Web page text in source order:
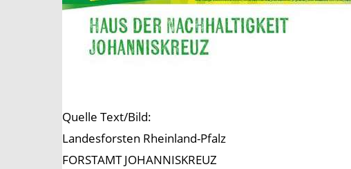
Quelle Text/Bild:
Landesforsten Rheinland-Pfalz
FORSTAMT JOHANNISKREUZ